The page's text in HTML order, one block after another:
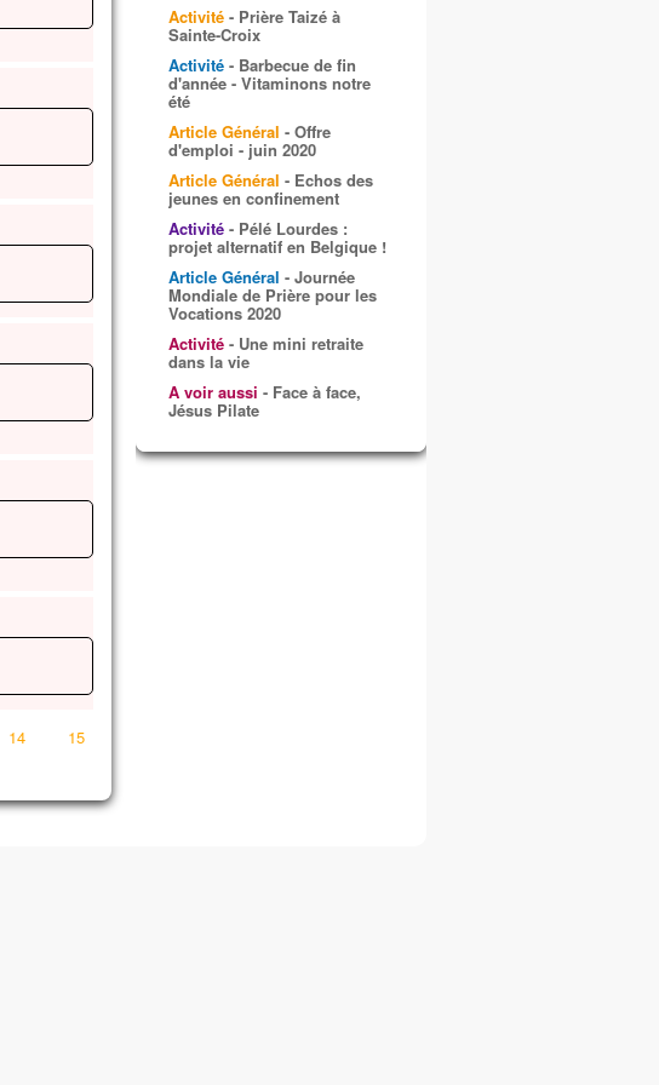
14 15
Activité - Prière Taizé à
Sainte-Croix
Activité - Barbecue de fin
d'année - Vitaminons notre
été
Article Général - Offre
d'emploi - juin 2020
Article Général - Echos des
jeunes en confinement
Activité - Pélé Lourdes :
projet alternatif en Belgique !
Article Général - Journée
Mondiale de Prière pour les
Vocations 2020
Activité - Une mini retraite
dans la vie
A voir aussi - Face à face,
Jésus Pilate